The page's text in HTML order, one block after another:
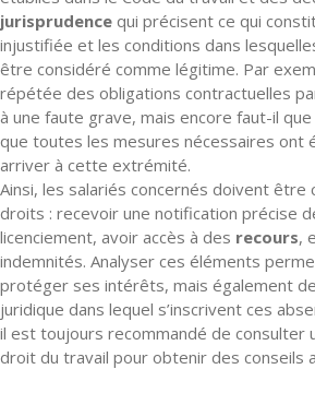
jurisprudence qui précisent ce qui
injustifiée et les conditions dans
être considéré comme légitime. Par
répétée des obligations contractuelles
à une faute grave, mais encore faut-il
que toutes les mesures nécessaires ont
arriver à cette extrémité.
Ainsi, les salariés concernés doivent être
droits : recevoir une notification précise
licenciement, avoir accès à des recours,
indemnités. Analyser ces éléments
protéger ses intérêts, mais également
juridique dans lequel s’inscrivent ces
il est toujours recommandé de consulter
droit du travail pour obtenir des conseils